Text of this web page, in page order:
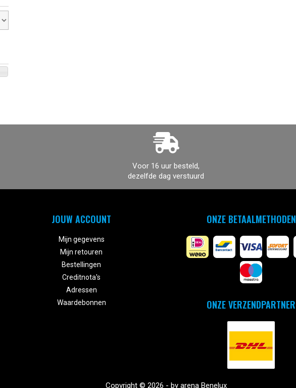
Voor 16 uur besteld,
dezelfde dag verstuurd
JOUW ACCOUNT
Mijn gegevens
Mijn retouren
Bestellingen
Creditnota's
Adressen
Waardebonnen
ONZE BETAALMETHODEN
ONZE VERZENDPARTNER
Copyright © 2026 - by arena Benelux